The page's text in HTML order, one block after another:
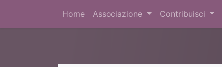
Home Associazione Contribuisci